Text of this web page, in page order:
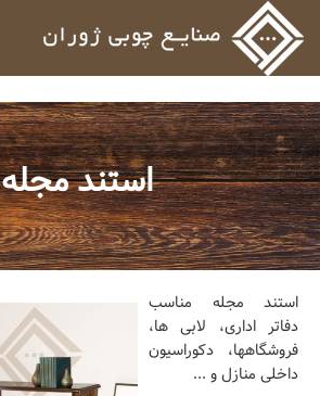
استند مجله
استند مجله مناسب
دفاتر اداری، لابی ها،
فروشگاهها، دکوراسیون
داخلی منازل و ...